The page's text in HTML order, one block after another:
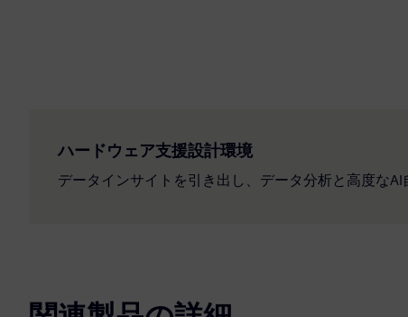
ハードウェア支援設計環境
データインサイトを引き出し、データ分析と高度な